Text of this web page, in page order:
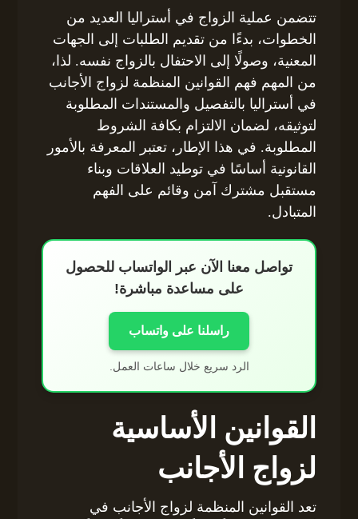
تتضمن عملية الزواج في أستراليا العديد من
الخطوات، بدءًا من تقديم الطلبات إلى الجهات
المعنية، وصولًا إلى الاحتفال بالزواج نفسه. لذا،
من المهم فهم القوانين المنظمة لزواج الأجانب
في أستراليا بالتفصيل والمستندات المطلوبة
لتوثيقه، لضمان الالتزام بكافة الشروط
المطلوبة. في هذا الإطار، تعتبر المعرفة بالأمور
القانونية أساسًا في توطيد العلاقات وبناء
مستقبل مشترك آمن وقائم على الفهم
المتبادل.
تواصل معنا الآن عبر الواتساب للحصول
على مساعدة مباشرة!
راسلنا على واتساب
الرد سريع خلال ساعات العمل.
القوانين الأساسية
لزواج الأجانب
تعد القوانين المنظمة لزواج الأجانب في